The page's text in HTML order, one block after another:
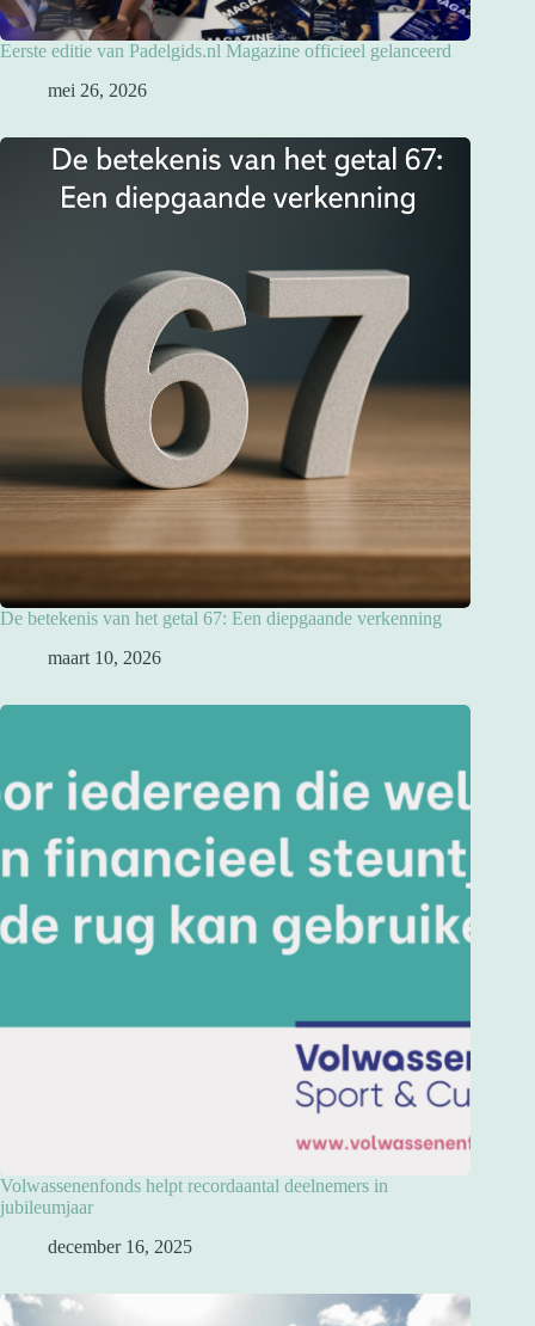
Eerste editie van Padelgids.nl Magazine officieel gelanceerd
mei 26, 2026
De betekenis van het getal 67: Een diepgaande verkenning
maart 10, 2026
Volwassenenfonds helpt recordaantal deelnemers in
jubileumjaar
december 16, 2025